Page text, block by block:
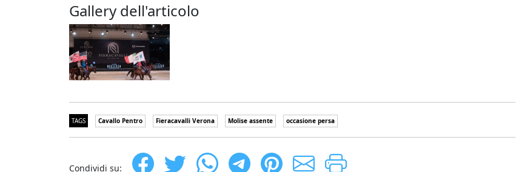
Gallery dell'articolo
TAGS Cavallo Pentro Fieracavalli Verona Molise assente occasione persa
Condividi su: